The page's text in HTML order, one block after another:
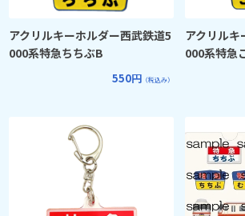
アクリルキーホルダー西武鉄道5
000系特急ちちぶB
550円 （税込み）
アクリルキ
000系特急